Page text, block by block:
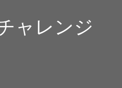
ャレンジ